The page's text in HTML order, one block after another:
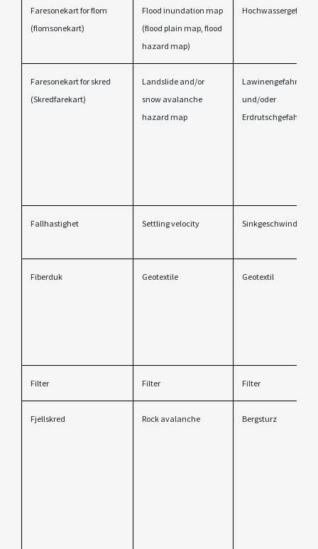
Faresonekart for flom
(flomsonekart)
Flood inundation map
(flood plain map, flood
hazard map)
Faresonekart for skred
(Skredfarekart)
Landslide and/or
snow avalanche
hazard map
und/oder
Fallhastighet Settling velocity Sinkgeschwindigkeit
Fiberduk Geotextile Geotextil
Filter Filter Filter
Fjellskred Rock avalanche Bergsturz